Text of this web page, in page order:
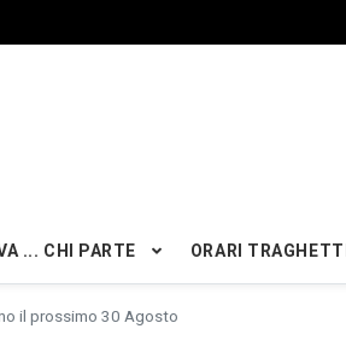
... CHI PARTE ORARI TRAGHETTI
il prossimo 30 Agosto